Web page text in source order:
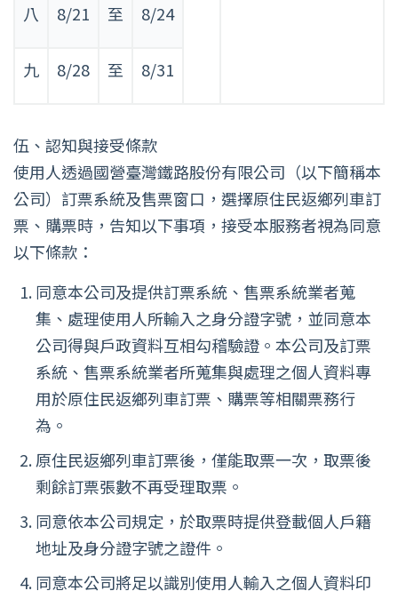
八 8/21 至 8/24
九 8/28 至 8/31
伍、認知與接受條款
使用人透過國營臺灣鐵路股份有限公司（以下簡稱本
公司）訂票系統及售票窗口，選擇原住民返鄉列車訂
票、購票時，告知以下事項，接受本服務者視為同意
以下條款：
同意本公司及提供訂票系統、售票系統業者蒐
集、處理使用人所輸入之身分證字號，並同意本
公司得與戶政資料互相勾稽驗證。本公司及訂票
系統、售票系統業者所蒐集與處理之個人資料專
用於原住民返鄉列車訂票、購票等相關票務行
為。
原住民返鄉列車訂票後，僅能取票一次，取票後
剩餘訂票張數不再受理取票。
同意依本公司規定，於取票時提供登載個人戶籍
地址及身分證字號之證件。
同意本公司將足以識別使用人輸入之個人資料印